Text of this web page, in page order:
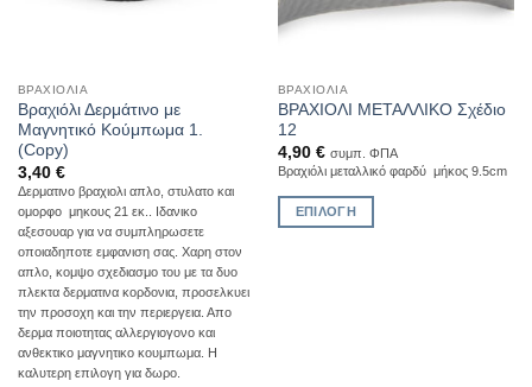
ΒΡΑΧΙΌΛΙΑ
Βραχιόλι Δερμάτινο με
Μαγνητικό Κούμπωμα 1.
(Copy)
3,40 €
Δερματινο βραχιολι απλο, στυλατο και
ομορφο μηκους 21 εκ.. Ιδανικο
αξεσουαρ για να συμπληρωσετε
οποιαδηποτε εμφανιση σας. Χαρη στον
απλο, κομψο σχεδιασμο του με τα δυο
πλεκτα δερματινα κορδονια, προσελκυει
την προσοχη και την περιεργεια. Απο
δερμα ποιοτητας αλλεργιογονο και
ανθεκτικο μαγνητικο κουμπωμα. Η
καλυτερη επιλογη για δωρο.
ΒΡΑΧΙΌΛΙΑ
ΒΡΑΧΙΟΛΙ ΜΕΤΑΛΛΙΚΟ Σχέδιο
12
4,90 € συμπ. ΦΠΑ
Βραχιόλι μεταλλικό φαρδύ μήκος 9.5cm
ΕΠΙΛΟΓΉ